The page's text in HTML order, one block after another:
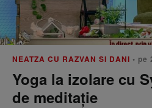
NEATZA CU RAZVAN SI DANI • pe
Yoga la izolare cu
de meditație